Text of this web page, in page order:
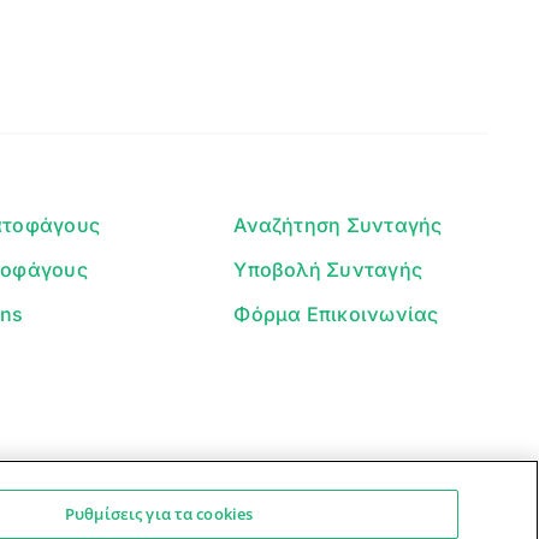
Αναζήτηση Συνταγής
Υποβολή Συνταγής
Φόρμα Επικοινωνίας
Ρυθμίσεις για τα cookies